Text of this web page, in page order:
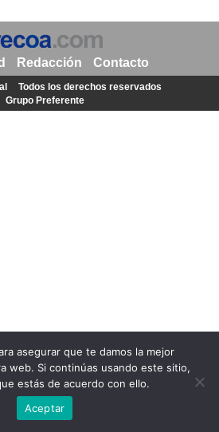
asegurar que te damos la mejor
web. Si continúas usando este sitio,
estás de acuerdo con ello.
Aceptar
Redacción Contacto
Todos los derechos reservados
Grupo Preferente